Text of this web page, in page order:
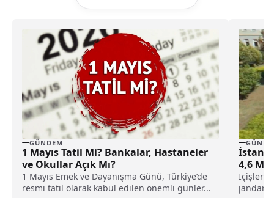
GÜNDEM
1 Mayıs Tatil Mi? Bankalar, Hastaneler
ve Okullar Açık Mı?
1 Mayıs Emek ve Dayanışma Günü, Türkiye’de
resmi tatil olarak kabul edilen önemli günler...
4,6
İçişleri